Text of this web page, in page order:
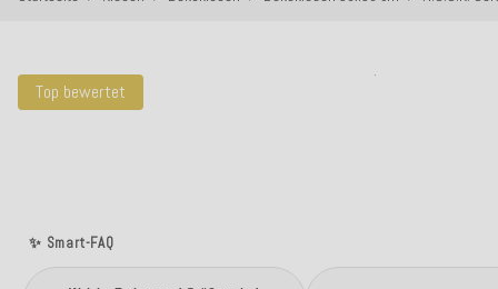
Top bewertet
✨ Smart-FAQ